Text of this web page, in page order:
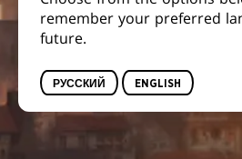
remember your preferred
future.
РУССКИЙ ENGLISH